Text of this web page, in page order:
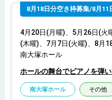
8月18日分空き枠募集/8月11
4月20日(月曜)、5月26日(火
(木曜)、7月7日(火曜)、8月
南大塚ホール
ホールの舞台でピアノを弾
南大塚ホール その他